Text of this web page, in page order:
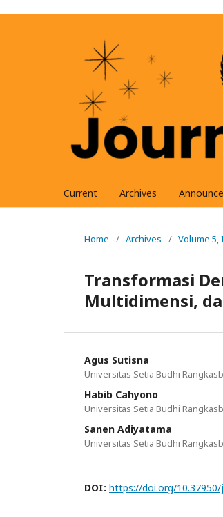
Current Archives
Home / Archives / Volume 5,
Transformasi
Multidimensi,
Agus Sutisna
Universitas Setia Budhi
Habib Cahyono
Universitas Setia Budhi
Sanen Adiyatama
Universitas Setia Budhi
DOI: https://doi.org/10.37950/